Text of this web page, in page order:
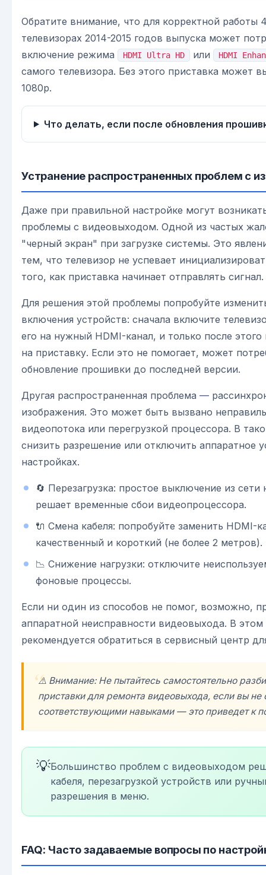
Обратите внимание, что для корректной работы
телевизорах 2014-2015 годов выпуска может
включение режима
HDMI Ultra HD или HDMI
самого телевизора. Без этого приставка может
1080p.
Что делать, если после обновления
Устранение распространенных проблем с
Даже при правильной настройке могут
проблемы с видеовыходом. Одной из частых
"черный экран" при загрузке системы. Это
тем, что телевизор не успевает
того, как приставка начинает отправлять сигнал.
Для решения этой проблемы попробуйте
включения устройств: сначала включите
его на нужный HDMI-канал, и только после
на приставку. Если это не помогает, может
обновление прошивки до последней версии.
Другая распространенная проблема —
изображения. Это может быть вызвано
видеопотока или перегрузкой процессора. В
снизить разрешение или отключить аппаратное
настройках.
🔄 Перезагрузка: простое выключение из сети
решает временные сбои видеопроцессора.
🔌 Смена кабеля: попробуйте заменить HDMI-
качественный и короткий (не более 2 метров).
📉 Снижение нагрузки: отключите
фоновые процессы.
Если ни один из способов не помог, возможно,
аппаратной неисправности видеовыхода. В этом
рекомендуется обратиться в сервисный центр
⚠️ Внимание: Не пытайтесь самостоятельно
приставки для ремонта видеовыхода, если вы не
соответствующими навыками — это приведет к
💡Большинство проблем с видеовыходом
кабеля, перезагрузкой устройств или
разрешения в меню.
FAQ: Часто задаваемые вопросы по